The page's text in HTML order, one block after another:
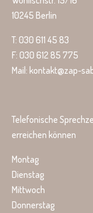
10245 Berlin
T: 030 611 45 83
F: 030 612 85 775
Mail: kontakt@zap-
Telefonische
erreichen können
Montag
Dienstag
Mittwoch
Donnerstag